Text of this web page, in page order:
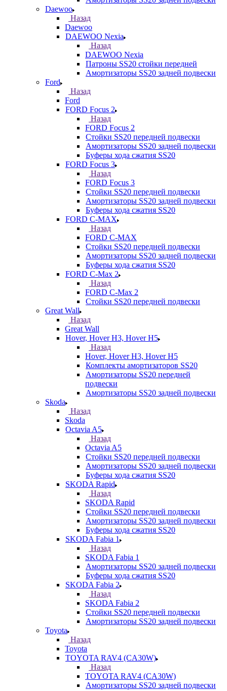
Daewoo
Назад
Daewoo
DAEWOO Nexia
Назад
DAEWOO Nexia
Патроны SS20 стойки передней
Амортизаторы SS20 задней подвески
Ford
Назад
Ford
FORD Focus 2
Назад
FORD Focus 2
Стойки SS20 передней подвески
Амортизаторы SS20 задней подвески
Буферы хода сжатия SS20
FORD Focus 3
Назад
FORD Focus 3
Стойки SS20 передней подвески
Амортизаторы SS20 задней подвески
Буферы хода сжатия SS20
FORD С-MAX
Назад
FORD С-MAX
Стойки SS20 передней подвески
Амортизаторы SS20 задней подвески
Буферы хода сжатия SS20
FORD C-Max 2
Назад
FORD C-Max 2
Стойки SS20 передней подвески
Great Wall
Назад
Great Wall
Hover, Hover H3, Hover H5
Назад
Hover, Hover H3, Hover H5
Комплекты амортизаторов SS20
Амортизаторы SS20 передней
подвески
Амортизаторы SS20 задней подвески
Skoda
Назад
Skoda
Octavia A5
Назад
Octavia A5
Стойки SS20 передней подвески
Амортизаторы SS20 задней подвески
Буферы хода сжатия SS20
SKODA Rapid
Назад
SKODA Rapid
Стойки SS20 передней подвески
Амортизаторы SS20 задней подвески
Буферы хода сжатия SS20
SKODA Fabia 1
Назад
SKODA Fabia 1
Амортизаторы SS20 задней подвески
Буферы хода сжатия SS20
SKODA Fabia 2
Назад
SKODA Fabia 2
Стойки SS20 передней подвески
Амортизаторы SS20 задней подвески
Toyota
Назад
Toyota
TOYOTA RAV4 (CA30W)
Назад
TOYOTA RAV4 (CA30W)
Амортизаторы SS20 задней подвески